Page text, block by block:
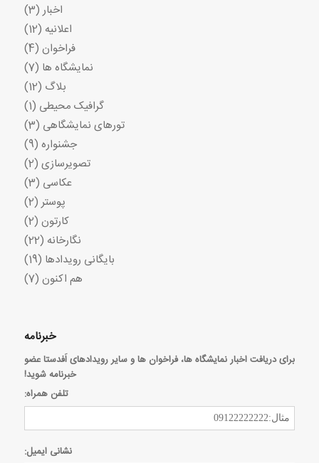
اخبار (3)
اعلانیه (12)
فراخوان (4)
نمایشگاه ها (7)
بلاگ (12)
گرافیک محیطی (1)
تورهای نمایشگاهی (3)
جشنواره (9)
تصویرسازی (2)
عکاسی (3)
پوستر (2)
کارتون (2)
نگارخانه (22)
بایگانی رویدادها (19)
هم اکنون (7)
خبرنامه
برای دریافت اخبار نمایشگاه ها، فراخوان ها و سایر رویدادهای اَفدستا عضو
خبرنامه شوید!
تلفن همراه:
نشانی ایمیل: